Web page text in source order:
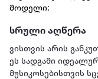
მოდელი:
სრული აღწერა
ვისთვის არის
ეს სადგამი
მუსიკოსებისთვის